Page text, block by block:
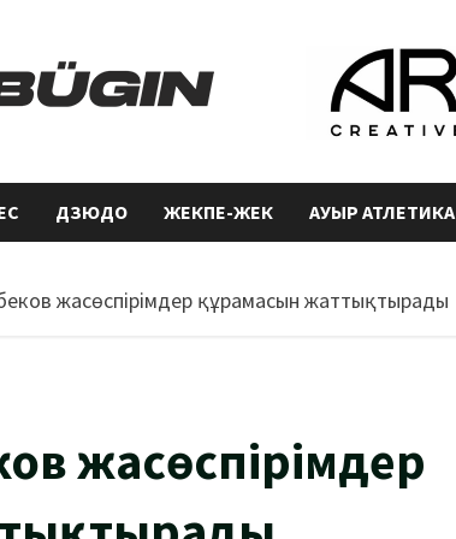
ДЗЮДО ЖЕКПЕ-ЖЕК АУЫР АТЛЕТИКА
жасөспірімдер құрамасын жаттықтырады
жасөспірімдер